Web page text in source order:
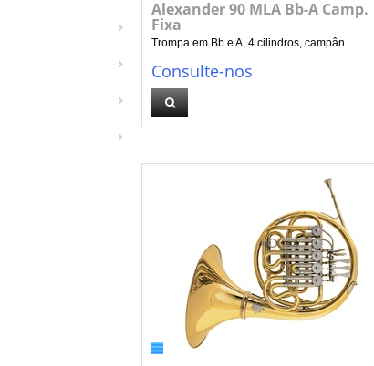
Alexander 90 MLA Bb-A Camp.
Fixa
Trompa em Bb e A, 4 cilindros, campân...
Consulte-nos